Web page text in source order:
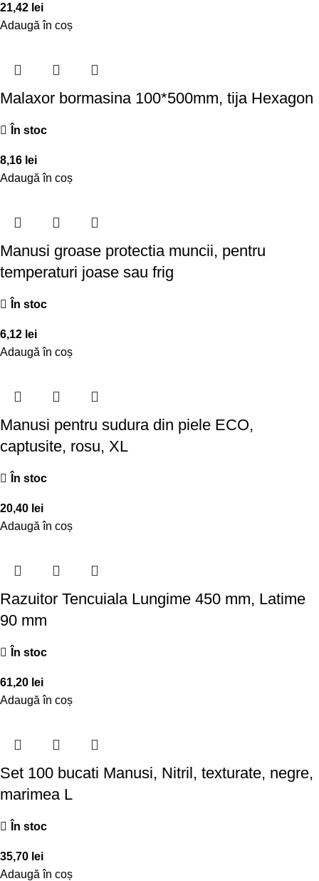
21,42 lei
Adaugă în coș
Malaxor bormasina 100*500mm, tija Hexagon
În stoc
8,16 lei
Adaugă în coș
Manusi groase protectia muncii, pentru
temperaturi joase sau frig
În stoc
6,12 lei
Adaugă în coș
Manusi pentru sudura din piele ECO,
captusite, rosu, XL
În stoc
20,40 lei
Adaugă în coș
Razuitor Tencuiala Lungime 450 mm, Latime
90 mm
În stoc
61,20 lei
Adaugă în coș
Set 100 bucati Manusi, Nitril, texturate, negre,
marimea L
În stoc
35,70 lei
Adaugă în coș